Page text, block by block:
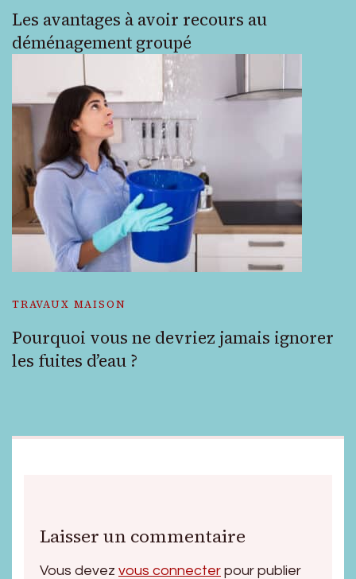
Les avantages à avoir recours au
déménagement groupé
TRAVAUX MAISON
Pourquoi vous ne devriez jamais ignorer
les fuites d’eau ?
Laisser un commentaire
Vous devez vous connecter pour publier